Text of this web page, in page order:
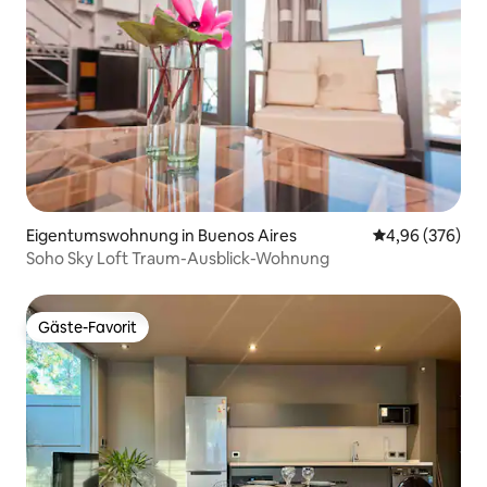
Eigentumswohnung in Buenos Aires
4,96 (376)
Soho Sky Loft Traum-Ausblick-Wohnung
Gäste-Favorit
Gäste-Favorit